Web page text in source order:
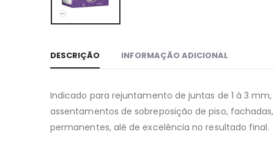
DESCRIÇÃO INFORMAÇÃO ADICIONAL
Indicado para rejuntamento de juntas de 1 à 3
assentamentos de sobreposição de piso,
permanentes, alé de excelência no resultado final.